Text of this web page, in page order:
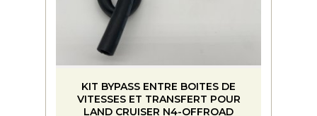
KIT BYPASS ENTRE BOITES DE
VITESSES ET TRANSFERT POUR
LAND CRUISER N4-OFFROAD